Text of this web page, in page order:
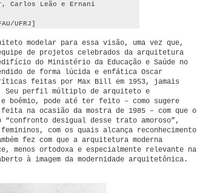
Carlos Leão e Ernani
UFRJ]
modelar para essa visão, uma vez que,
de projetos celebrados da arquitetura
do Ministério da Educação e Saúde no
de forma lúcida e enfática Oscar
feitas por Max Bill em 1953, jamais
Seu perfil múltiplo de arquiteto e
boêmio, pode até ter feito – como sugere
na ocasião da mostra de 1985 – com que o
desigual desse trato amoroso”,
com os quais alcança reconhecimento
fez com que a arquitetura moderna
menos ortodoxa e especialmente relevante na
à imagem da modernidade arquitetônica.